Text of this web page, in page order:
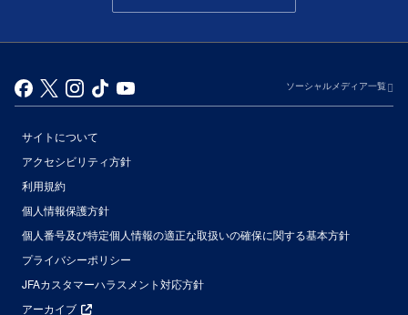
ソーシャルメディア一覧
サイトについて
アクセシビリティ方針
利用規約
個人情報保護方針
個人番号及び特定個人情報の適正な取扱いの確保に関する基本方針
プライバシーポリシー
JFAカスタマーハラスメント対応方針
アーカイブ